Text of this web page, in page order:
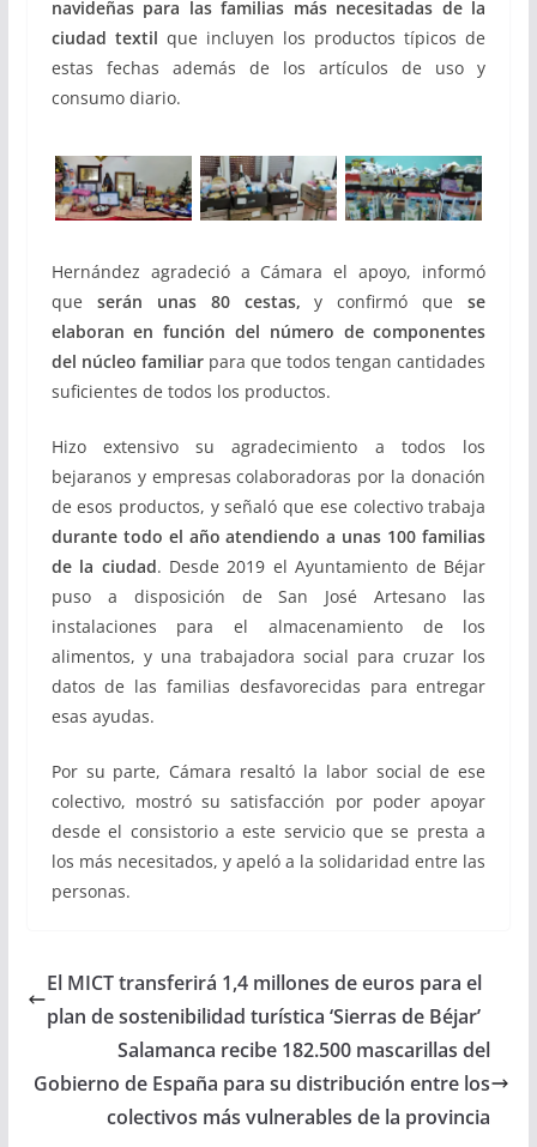
navideñas para las familias más necesitadas de la
ciudad textil que incluyen los productos típicos de
estas fechas además de los artículos de uso y
consumo diario.
Hernández agradeció a Cámara el apoyo, informó
que serán unas 80 cestas, y confirmó quese
elaboran en función del número de componentes
del núcleo familiarpara que todos tengan cantidades
suficientes de todos los productos.
Hizo extensivo su agradecimiento a todos los
bejaranos y empresas colaboradoras por la donación
de esos productos, y señaló que ese colectivo trabaja
durante todo el año atendiendo a unas 100 familias
de la ciudad. Desde 2019 el Ayuntamiento de Béjar
puso a disposición de San José Artesano las
instalaciones para el almacenamiento de los
alimentos, y una trabajadora social para cruzar los
datos de las familias desfavorecidas para entregar
esas ayudas.
Por su parte, Cámara resaltó la labor social de ese
colectivo, mostró su satisfacción por poder apoyar
desde el consistorio a este servicio que se presta a
los más necesitados, y apeló a la solidaridad entre las
personas.
El MICT transferirá 1,4 millones de euros para el
plan de sostenibilidad turística ‘Sierras de Béjar’
Salamanca recibe 182.500 mascarillas del
Gobierno de España para su distribución entre los
colectivos más vulnerables de la provincia